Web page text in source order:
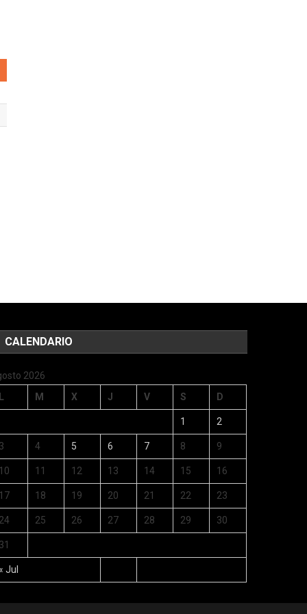
CALENDARIO
2026
M X J V S D
Jul
1 2
4 5 6 7 8 9
11 12 13 14 15 16
18 19 20 21 22 23
25 26 27 28 29 30